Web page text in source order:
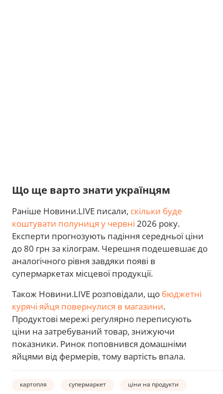
Що ще варто знати українцям
Раніше Новини.LIVE писали, скільки буде
коштувати полуниця у червні 2026 року.
Експерти прогнозують падіння середньої ціни
до 80 грн за кілограм. Черешня подешевшає до
аналогічного рівня завдяки появі в
супермаркетах місцевої продукції.
Також Новини.LIVE розповідали, що бюджетні
курячі яйця повернулися в магазини.
Продуктові мережі регулярно переписують
ціни на затребуваний товар, знижуючи
показники. Ринок поповнився домашніми
яйцями від фермерів, тому вартість впала.
картопля супермаркет ціни на продукти